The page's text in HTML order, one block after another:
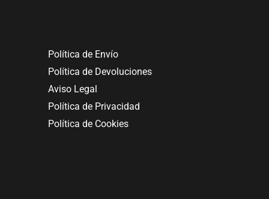
Política de Envío
Política de Devoluciones
Aviso Legal
Política de Privacidad
Política de Cookies